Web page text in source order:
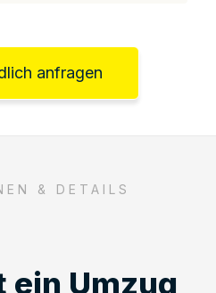
anfragen
& DETAILS
ein Umzug